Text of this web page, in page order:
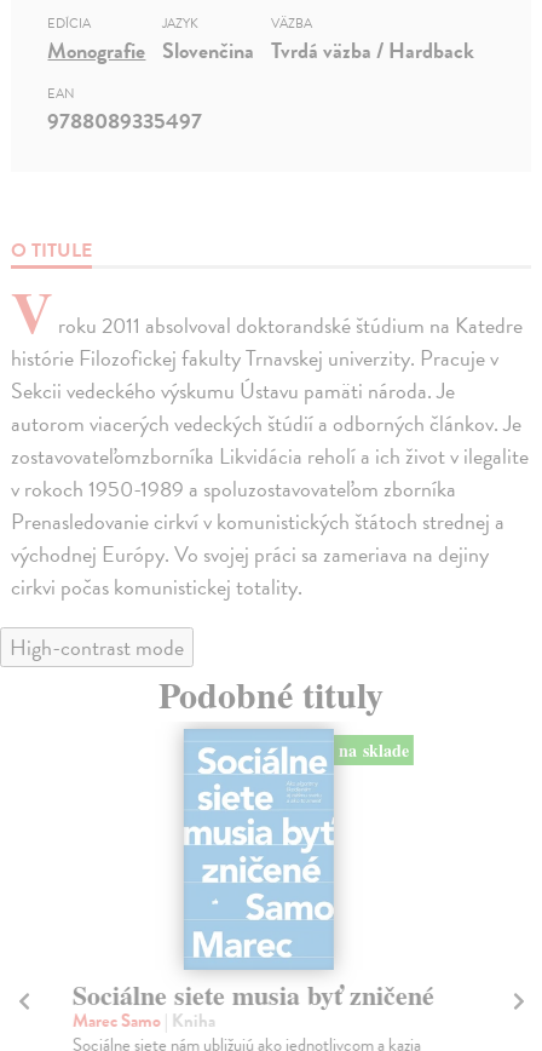
O TITULE
V roku 2011 absolvoval doktorandské štúdium na Katedre
histórie Filozofickej fakulty Trnavskej univerzity. Pracuje v
Sekcii vedeckého výskumu Ústavu pamäti národa. Je
autorom viacerých vedeckých štúdií a odborných článkov. Je
zostavovateľomzborníka Likvidácia reholí a ich život v ilegalite
v rokoch 1950-1989 a spoluzostavovateľom zborníka
Prenasledovanie cirkví v komunistických štátoch strednej a
východnej Európy. Vo svojej práci sa zameriava na dejiny
cirkvi počas komunistickej totality.
EDÍCIA
Monografie
JAZYK
Slovenčina
VÄZBA
Tvrdá väzba / Hardback
EAN
9788089335497
High-contrast mode
Podobné tituly
na sklade
Sociálne siete musia byť zničené
Marec Samo| Kniha
Sociálne siete nám ubližujú ako jednotlivcom a kazia